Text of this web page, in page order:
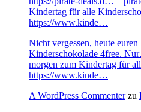
Kindertag für alle
https://www.kinde…
Nicht vergessen, heute
Kinderschokolade 4free.
morgen zum Kindertag für
https://www.kinde…
A WordPress Commenterzu